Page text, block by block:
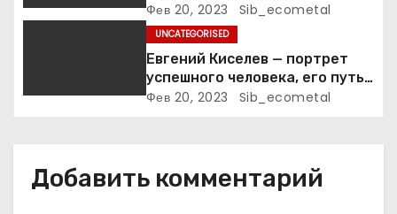
Фев 20, 2023 Sib_ecometal
UNCATEGORISED
Евгений Киселев — портрет
успешного человека, его путь
к славе и личное счастье
Фев 20, 2023 Sib_ecometal
Добавить комментарий